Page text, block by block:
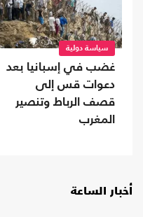
سياسة دولية
غضب في إسبانيا بعد
دعوات قس إلى
قصف الرباط وتنصير
المغرب
أخبار الساعة